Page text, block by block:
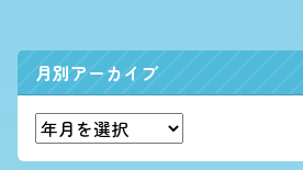
月別アーカイブ